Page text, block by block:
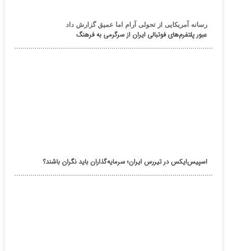
رسانه آمریکایی از تحولی آرام اما عمیق گزارش داد
عبور پلتفرم‌های فوتبالی ایران از سرگرمی به فرهنگ
اسپیس‌ایکس در تیررس ایران؛ سرمایه‌گذاران باید نگران باشند؟